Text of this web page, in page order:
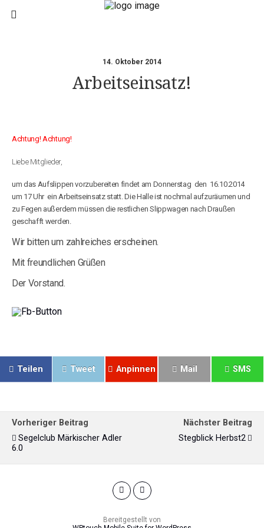
14. Oktober 2014
Arbeitseinsatz!
Achtung! Achtung!
Liebe Mitglieder,
um das Aufslippen vorzubereiten findet am Donnerstag den 16.10.2014
um 17 Uhr ein Arbeitseinsatz statt. Die Halle ist nochmal aufzuräumen und
zu Fegen außerdem müssen die restlichen Slippwagen nach Draußen
geschafft werden.
Wir bitten um zahlreiches erscheinen.
Mit freundlichen Grüßen
Der Vorstand.
Teilen Tweet Anpinnen Mail SMS
Vorheriger Beitrag
Segelclub Märkischer Adler
6.0
Nächster Beitrag
Stegblick Herbst2
Bereitgestellt von